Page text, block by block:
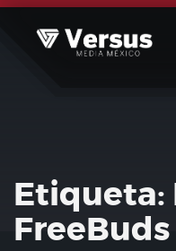
Skip
Etiqueta: